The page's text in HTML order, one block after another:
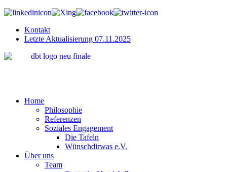
Kontakt
Letzte Aktualisierung 07.11.2025
"Wir
Home
Philosophie
Referenzen
Soziales Engagement
Die Tafeln
Wünschdirwas e.V.
Über uns
Team